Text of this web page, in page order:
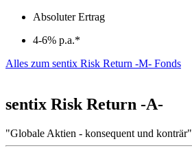
Absoluter Ertrag
4-6% p.a.*
Alles zum sentix Risk Return -M- Fonds
sentix Risk Return -A-
"Globale Aktien - konsequent und konträr"